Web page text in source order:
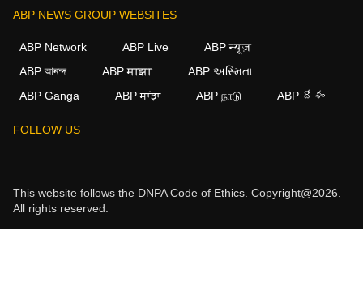
ABP NEWS GROUP WEBSITES
ABP Network ABP Live
ABP न्यूज़
ABP আনন্দ
ABP माझा
ABP અસ્મિતા
ABP Ganga
ABP ਸਾਂਝਾ ABP நாடு ABP దేశం
FOLLOW US
This website follows the DNPA Code of Ethics. Copyright@2026.
All rights reserved.